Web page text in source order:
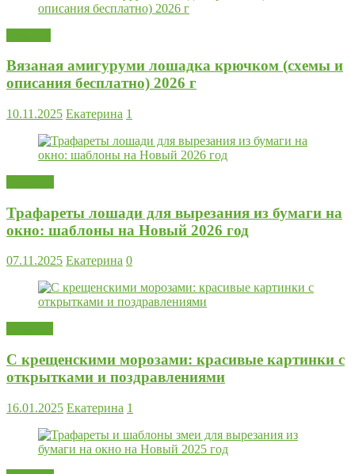
Вязаная амигуруми лошадка крючком (схемы и
описания бесплатно) 2026 г
10.11.2025 Екатерина 1
Трафареты лошади для вырезания из бумаги на
окно: шаблоны на Новый 2026 год
07.11.2025 Екатерина 0
С крещенскими морозами: красивые картинки с
открытками и поздравлениями
16.01.2025 Екатерина 1